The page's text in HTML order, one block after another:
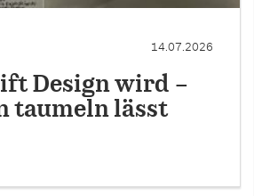
14.07.2026
Design wird –
taumeln lässt